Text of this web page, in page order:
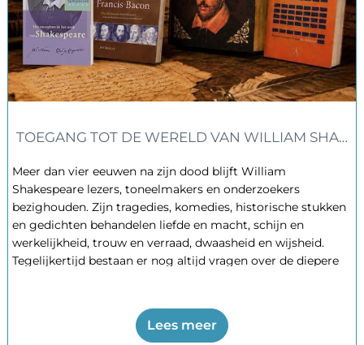
TOEGANG TOT DE WERELD VAN WILLIAM
Meer dan vier eeuwen na zijn dood blijft William
Shakespeare lezers, toneelmakers en onderzoekers
bezighouden. Zijn tragedies, komedies, historische stukken
en gedichten behandelen liefde en macht, schijn en
werkelijkheid, trouw en verraad, dwaasheid en wijsheid.
Tegelijkertijd bestaan er nog altijd vragen over de diepere
en zijn werken ieder vanuit een andere invalshoek.
Lees meer